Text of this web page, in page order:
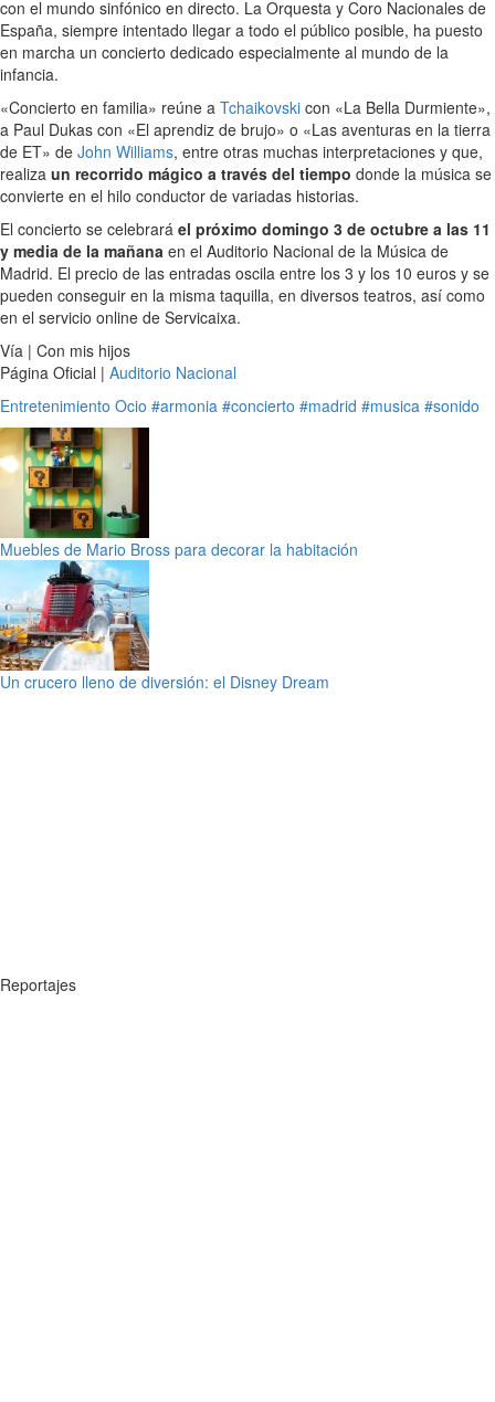
con el mundo sinfónico en directo. La Orquesta y Coro Nacionales de
España, siempre intentado llegar a todo el público posible, ha puesto
en marcha un concierto dedicado especialmente al mundo de la
infancia.
«Concierto en familia» reúne a Tchaikovski con «La Bella Durmiente»,
a Paul Dukas con «El aprendiz de brujo» o «Las aventuras en la tierra
de ET» de John Williams, entre otras muchas interpretaciones y que,
realiza un recorrido mágico a través del tiempo donde la música se
convierte en el hilo conductor de variadas historias.
El concierto se celebrará el próximo domingo 3 de octubre a las 11
y media de la mañana en el Auditorio Nacional de la Música de
Madrid. El precio de las entradas oscila entre los 3 y los 10 euros y se
pueden conseguir en la misma taquilla, en diversos teatros, así como
en el servicio online de Servicaixa.
Vía | Con mis hijos
Página Oficial | Auditorio Nacional
Entretenimiento Ocio #armonia #concierto #madrid #musica #sonido
Muebles de Mario Bross para decorar la habitación
Un crucero lleno de diversión: el Disney Dream
Reportajes